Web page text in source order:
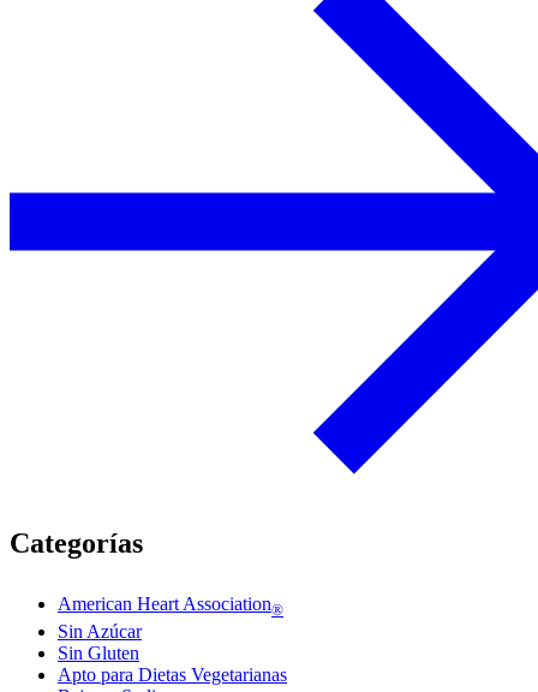
Categorías
American Heart Association®
Sin Azúcar
Sin Gluten
Apto para Dietas Vegetarianas